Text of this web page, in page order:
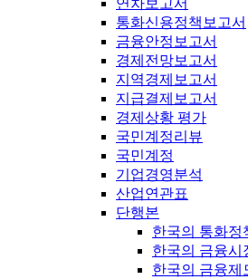
연차보고서
통화신용정책보고서
금융안정보고서
경제전망보고서
지역경제보고서
지급결제보고서
경제상황 평가
국민계정리뷰
국민계정
기업경영분석
산업연관표
단행본
한국의 통화정
한국의 금융시
한국의 금융제